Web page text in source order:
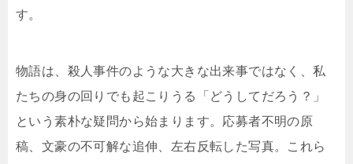
す。
物語は、殺人事件のような大きな出来事ではなく、私
たちの身の回りでも起こりうる「どうしてだろう？」
という素朴な疑問から始まります。応募者不明の原
稿、文豪の不可解な追伸、左右反転した写真。これら